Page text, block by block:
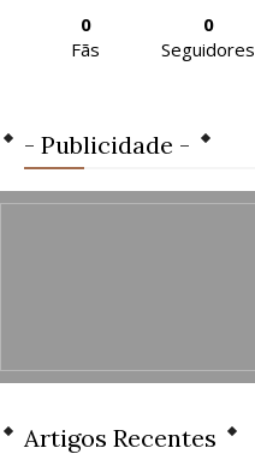
0
Fãs
0
Seguidores
- Publicidade -
Artigos Recentes